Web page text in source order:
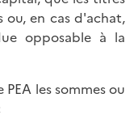
en cas d'achat,
opposable à la
les sommes ou